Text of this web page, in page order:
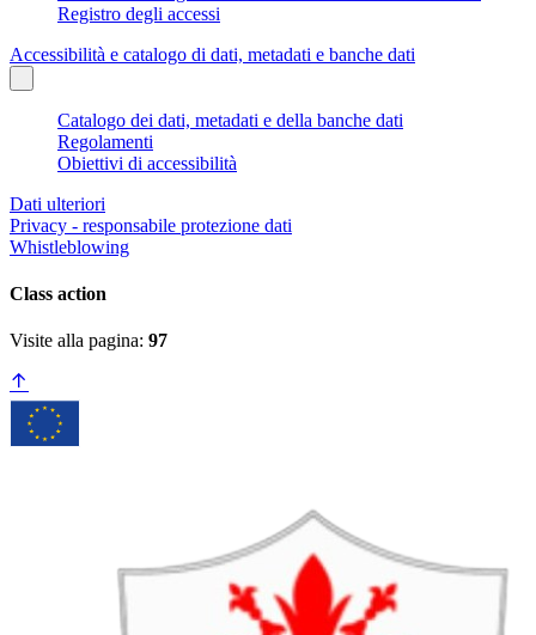
Registro degli accessi
Accessibilità e catalogo di dati, metadati e banche dati
Catalogo dei dati, metadati e della banche dati
Regolamenti
Obiettivi di accessibilità
Dati ulteriori
Privacy - responsabile protezione dati
Whistleblowing
Class action
Visite alla pagina: 97